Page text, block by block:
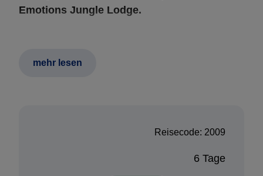
Emotions Jungle Lodge.
situations, under the supervision of highly trained
scratch, fishing by hand, sourcing water vines and
mehr lesen
Reisecode: 2009
6 Tage